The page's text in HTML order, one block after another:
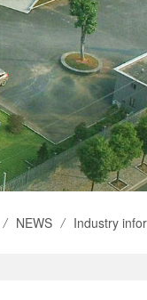
/ NEWS / Industry